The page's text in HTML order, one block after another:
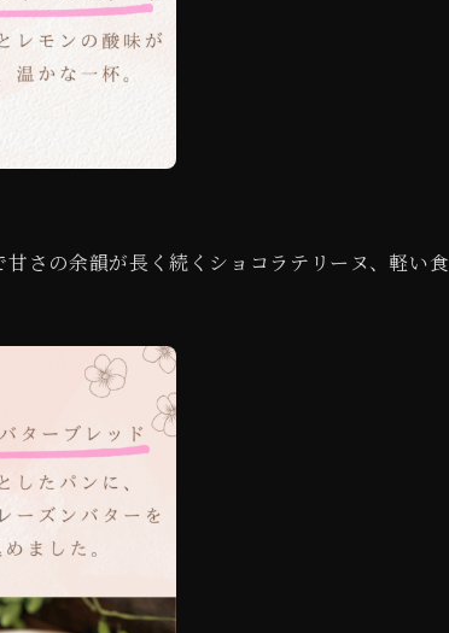
さの余韻が長く続くショコラテリーヌ、軽い食